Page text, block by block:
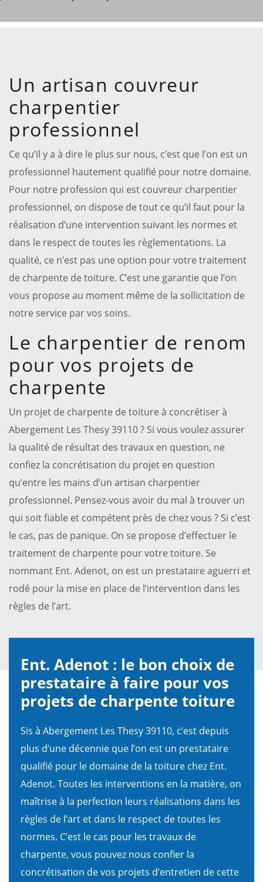
Un artisan couvreur
charpentier
professionnel
Ce qu’il y a à dire le plus sur nous, c’est que l’on est un
professionnel hautement qualifié pour notre domaine.
Pour notre profession qui est couvreur charpentier
professionnel, on dispose de tout ce qu’il faut pour la
réalisation d’une intervention suivant les normes et
dans le respect de toutes les règlementations. La
qualité, ce n’est pas une option pour votre traitement
de charpente de toiture. C’est une garantie que l’on
vous propose au moment même de la sollicitation de
notre service par vos soins.
Le charpentier de renom
pour vos projets de
charpente
Un projet de charpente de toiture à concrétiser à
Abergement Les Thesy 39110 ? Si vous voulez assurer
la qualité de résultat des travaux en question, ne
confiez la concrétisation du projet en question
qu’entre les mains d’un artisan charpentier
professionnel. Pensez-vous avoir du mal à trouver un
qui soit fiable et compétent près de chez vous ? Si c’est
le cas, pas de panique. On se propose d’effectuer le
traitement de charpente pour votre toiture. Se
nommant Ent. Adenot, on est un prestataire aguerri et
rodé pour la mise en place de l’intervention dans les
règles de l’art.
Ent. Adenot : le bon choix de
prestataire à faire pour vos
projets de charpente toiture
Sis à Abergement Les Thesy 39110, c’est depuis
plus d’une décennie que l’on est un prestataire
qualifié pour le domaine de la toiture chez Ent.
Adenot. Toutes les interventions en la matière, on
maîtrise à la perfection leurs réalisations dans les
règles de l’art et dans le respect de toutes les
normes. C’est le cas pour les travaux de
charpente, vous pouvez nous confier la
concrétisation de vos projets d’entretien de cette